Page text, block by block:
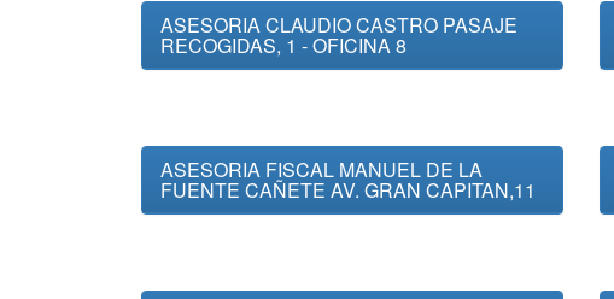
ASESORIA CLAUDIO CASTRO PASAJE
RECOGIDAS, 1 - OFICINA 8
ASESORIA FISCAL MANUEL DE LA
FUENTE CAÑETE AV. GRAN CAPITAN,11